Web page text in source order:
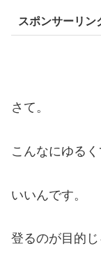
スポンサーリン
さて。
こんなにゆる
いいんです。
登るのが目的じ